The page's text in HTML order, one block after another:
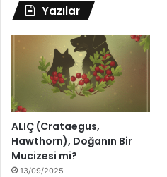
Yazılar
ALIÇ (Crataegus,
Hawthorn), Doğanın Bir
Mucizesi mi?
13/09/2025